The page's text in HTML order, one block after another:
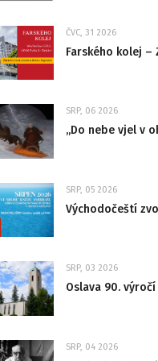
ČVC, 31 2026
Farského kolej –
SRP, 06 2026
„Do nebe vjel v
SRP, 05 2026
Východočeští
SRP, 03 2026
Oslava 90.
SRP, 04 2026